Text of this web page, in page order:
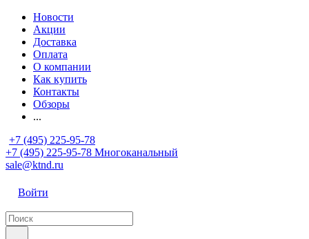
Новости
Акции
Доставка
Оплата
О компании
Как купить
Контакты
Обзоры
...
+7 (495) 225-95-78
+7 (495) 225-95-78 Многоканальный
sale@ktnd.ru
Войти